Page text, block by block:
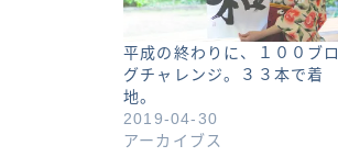
平成の終わりに、１００ブロ
グチャレンジ。３３本で着
地。
2019-04-30
アーカイブス